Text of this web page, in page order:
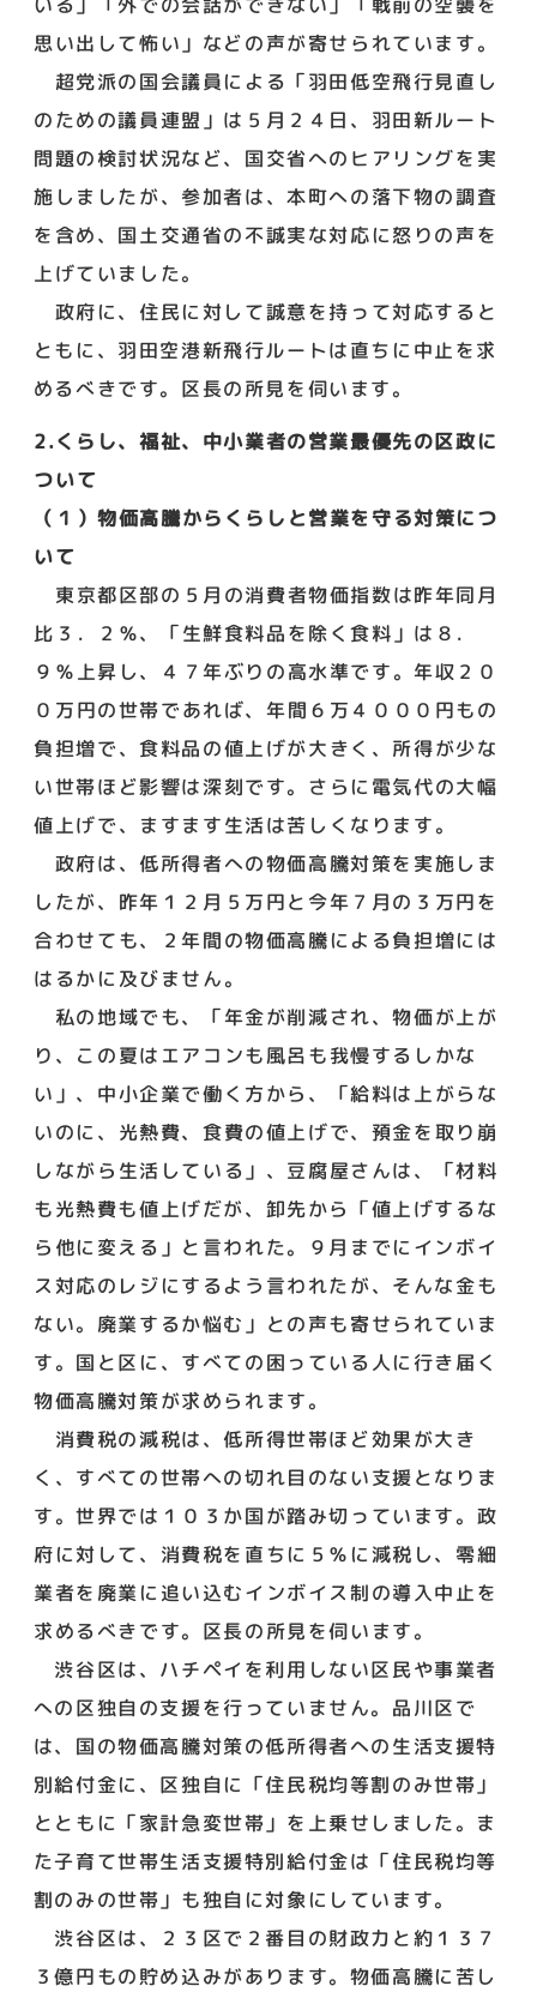
思い出して怖い」などの声が寄せられています。
超党派の国会議員による「羽田低空飛行見直し
のための議員連盟」は５月２４日、羽田新ルート
問題の検討状況など、国交省へのヒアリングを実
施しましたが、参加者は、本町への落下物の調査
を含め、国土交通省の不誠実な対応に怒りの声を
上げていました。
政府に、住民に対して誠意を持って対応すると
ともに、羽田空港新飛行ルートは直ちに中止を求
めるべきです。区長の所見を伺います。
2.くらし、福祉、中小業者の営業最優先の区政に
ついて
（１）物価高騰からくらしと営業を守る対策につ
いて
東京都区部の５月の消費者物価指数は昨年同月
比３．２％、「生鮮食料品を除く食料」は８．
９％上昇し、４７年ぶりの高水準です。年収２０
０万円の世帯であれば、年間６万４０００円もの
負担増で、食料品の値上げが大きく、所得が少な
い世帯ほど影響は深刻です。さらに電気代の大幅
値上げで、ますます生活は苦しくなります。
政府は、低所得者への物価高騰対策を実施しま
したが、昨年１２月５万円と今年７月の３万円を
合わせても、２年間の物価高騰による負担増には
はるかに及びません。
私の地域でも、「年金が削減され、物価が上が
り、この夏はエアコンも風呂も我慢するしかな
い」、中小企業で働く方から、「給料は上がらな
いのに、光熱費、食費の値上げで、預金を取り崩
しながら生活している」、豆腐屋さんは、「材料
も光熱費も値上げだが、卸先から「値上げするな
ら他に変える」と言われた。９月までにインボイ
ス対応のレジにするよう言われたが、そんな金も
ない。廃業するか悩む」との声も寄せられていま
す。国と区に、すべての困っている人に行き届く
物価高騰対策が求められます。
消費税の減税は、低所得世帯ほど効果が大き
く、すべての世帯への切れ目のない支援となりま
す。世界では１０３か国が踏み切っています。政
府に対して、消費税を直ちに５％に減税し、零細
業者を廃業に追い込むインボイス制の導入中止を
求めるべきです。区長の所見を伺います。
渋谷区は、ハチペイを利用しない区民や事業者
への区独自の支援を行っていません。品川区で
は、国の物価高騰対策の低所得者への生活支援特
別給付金に、区独自に「住民税均等割のみ世帯」
とともに「家計急変世帯」を上乗せしました。ま
た子育て世帯生活支援特別給付金は「住民税均等
割のみの世帯」も独自に対象にしています。
渋谷区は、２３区で２番目の財政力と約１３７
３億円もの貯め込みがあります。物価高騰に苦し